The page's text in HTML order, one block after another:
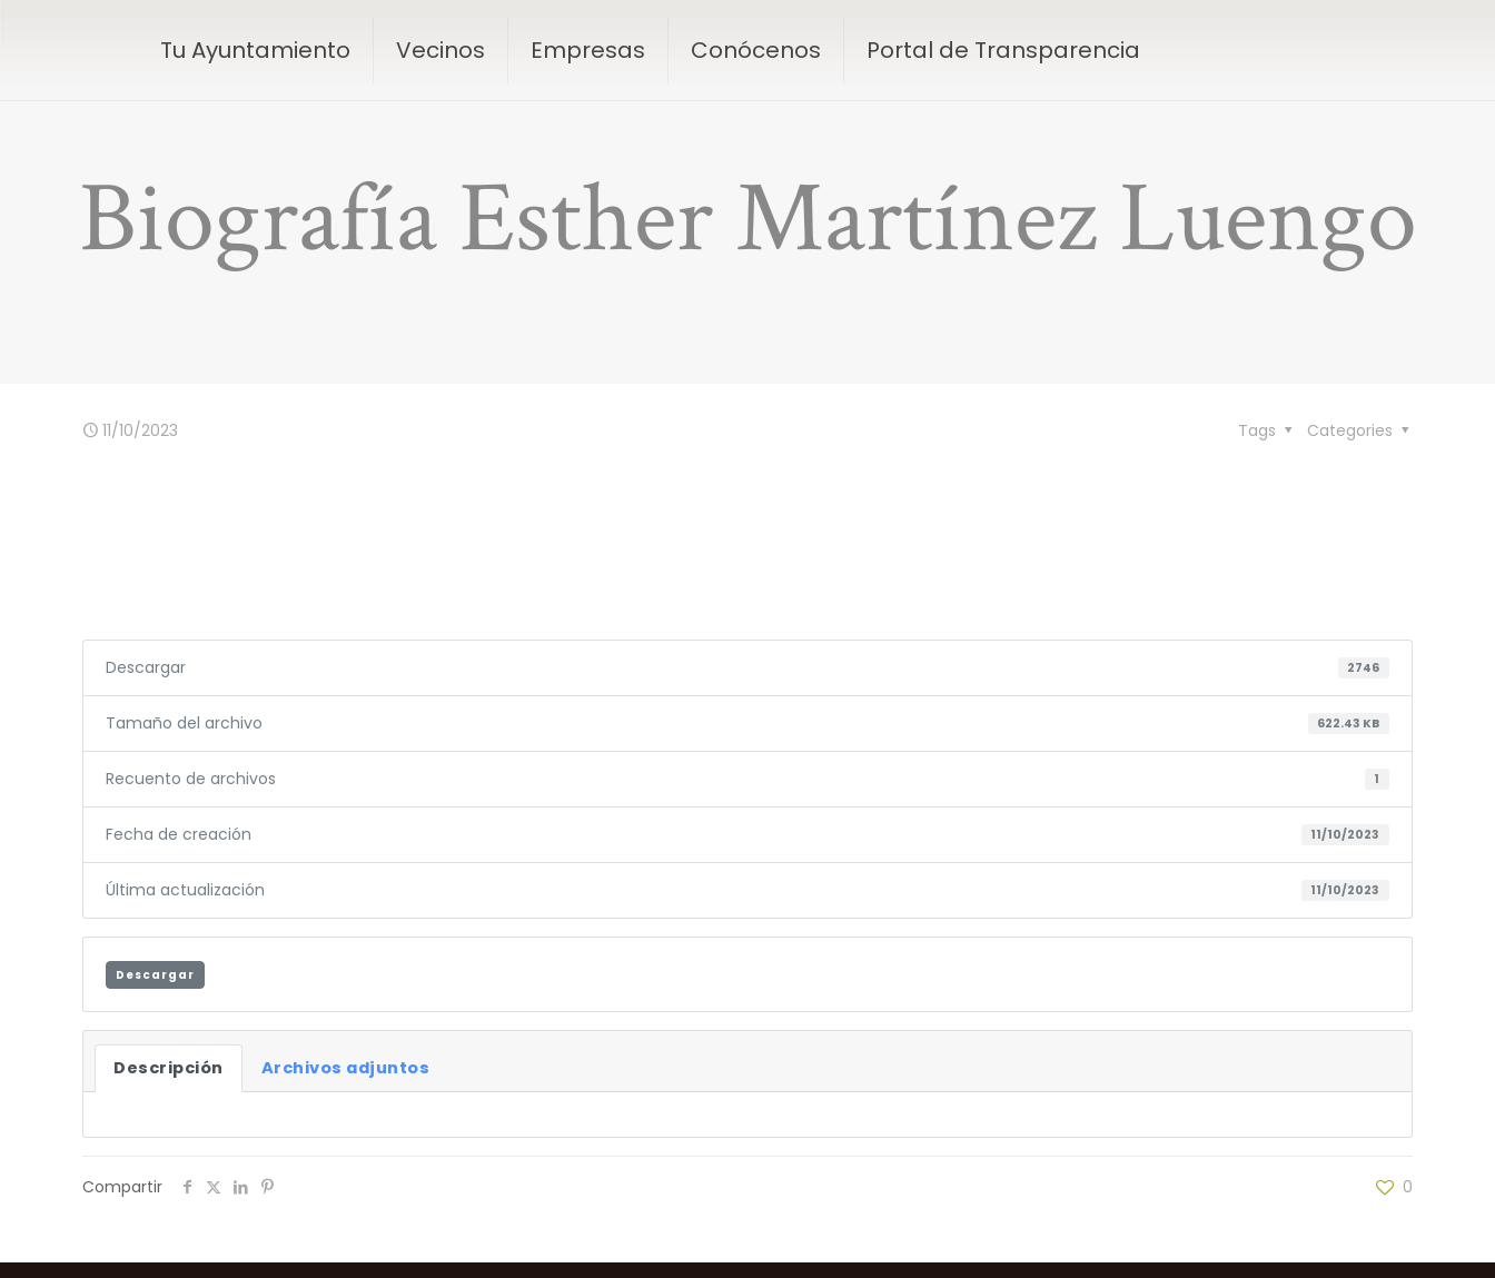
Tu Ayuntamiento Vecinos Empresas Conócenos Portal de Transparencia
Biografía Esther Martínez Luengo
11/10/2023 Categories
Tags
Descargar 2746
Tamaño del archivo 622.43 KB
Recuento de archivos 1
Fecha de creación 11/10/2023
Última actualización 11/10/2023
Descargar
Descripción Archivos adjuntos
Compartir 0